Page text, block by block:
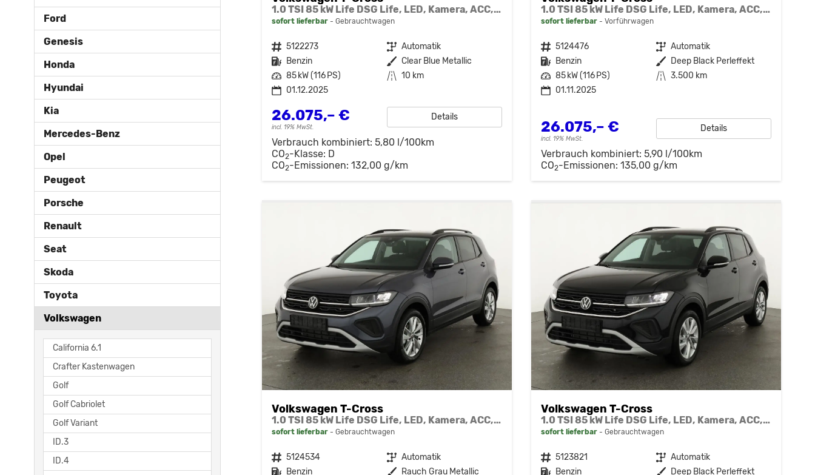
1.0 TSI 85 kW Life DSG Life, LED, Kamera, ACC, Side, Winter, 17-Zoll, 3-J. Garantie
sofort lieferbar Gebrauchtwagen
Fahrzeugnr. 5122273 Getriebe Automatik
Kraftstoff Benzin Außenfarbe Clear Blue Metallic
Leistung 85 kW (116 PS) Kilometerstand 10 km
01.12.2025
26.075,– €
incl. 19% MwSt.
Details
Verbrauch kombiniert: 5,80 l/100km
CO2-Klasse: D
CO2-Emissionen: 132,00 g/km
1.0 TSI 85 kW Life DSG Life, LED, Kamera, ACC, Side, Winter, 17-Zoll, 3-J. Garantie
sofort lieferbar Vorführwagen
Fahrzeugnr. 5124476 Getriebe Automatik
Kraftstoff Benzin Außenfarbe Deep Black Perleffekt
Leistung 85 kW (116 PS) Kilometerstand 3.500 km
01.11.2025
26.075,– €
incl. 19% MwSt.
Details
Verbrauch kombiniert: 5,90 l/100km
CO2-Emissionen: 135,00 g/km
Volkswagen T-Cross
1.0 TSI 85 kW Life DSG Life, LED, Kamera, ACC, Side, Winter, 17-Zoll, 3-J. Garantie
sofort lieferbar Gebrauchtwagen
Fahrzeugnr. 5124534 Getriebe Automatik
Kraftstoff Benzin Außenfarbe Rauch Grau Metallic
Volkswagen T-Cross
1.0 TSI 85 kW Life DSG Life, LED, Kamera, ACC, Side, Winter, 17-Zoll, 3-J. Garantie
sofort lieferbar Gebrauchtwagen
Fahrzeugnr. 5123821 Getriebe Automatik
Kraftstoff Benzin Außenfarbe Deep Black Perleffekt
Ford
Genesis
Honda
Hyundai
Kia
Mercedes-Benz
Opel
Peugeot
Porsche
Renault
Seat
Skoda
Toyota
Volkswagen
California 6.1
Crafter Kastenwagen
Golf
Golf Cabriolet
Golf Variant
ID.3
ID.4